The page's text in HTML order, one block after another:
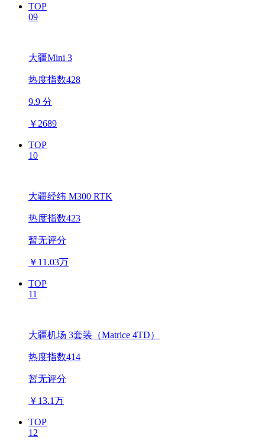
TOP
09
大疆Mini 3
热度指数428
9.9 分
￥ 2689
TOP
10
大疆经纬 M300 RTK
热度指数423
暂无评分
￥ 11.03万
TOP
11
大疆机场 3套装（Matrice 4TD）
热度指数414
暂无评分
￥ 13.1万
TOP
12